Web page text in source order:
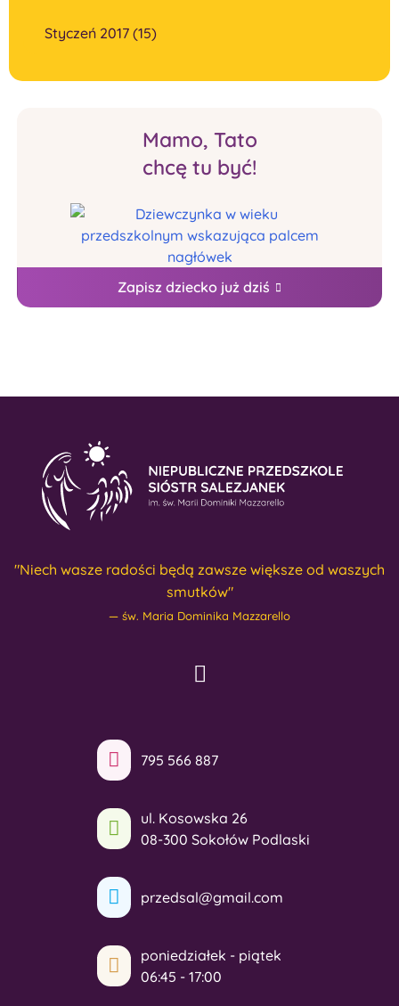
Styczeń 2017 (15)
Mamo, Tato
chcę tu być!
Zapisz dziecko już dziś
"Niech wasze radości będą zawsze większe od waszych
smutków"
św. Maria Dominika Mazzarello
795 566 887
ul. Kosowska 26
08-300 Sokołów Podlaski
przedsal@gmail.com
poniedziałek - piątek
06:45 - 17:00